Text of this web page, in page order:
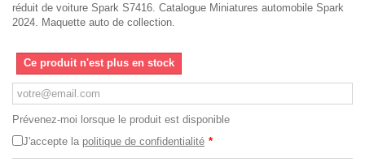
réduit de voiture Spark S7416. Catalogue Miniatures automobile Spark
2024. Maquette auto de collection.
Ce produit n'est plus en stock
Prévenez-moi lorsque le produit est disponible
J'accepte la politique de confidentialité *